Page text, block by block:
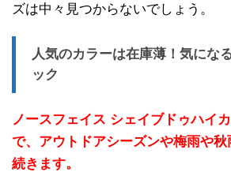
ズは中々見つからないでしょう。
人気のカラーは在庫薄！気にな
ック
ノースフェイス シェイブドゥハイ
で、アウトドアシーズンや梅雨や
続きます。